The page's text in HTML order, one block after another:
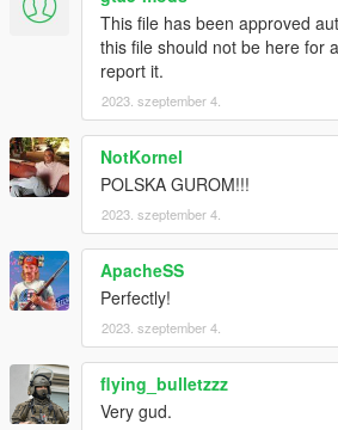
This file has been approved
this file should not be here for
report it.
2023. szeptember 4.
NotKornel
POLSKA GUROM!!!
2023. szeptember 4.
ApacheSS
Perfectly!
2023. szeptember 4.
flying_bulletzzz
Very gud.